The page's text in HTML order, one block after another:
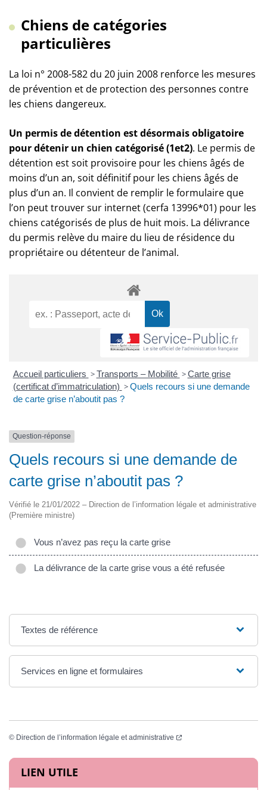
Chiens de catégories
particulières
La loi n° 2008-582 du 20 juin 2008 renforce les mesures
de prévention et de protection des personnes contre
les chiens dangereux.
Un permis de détention est désormais obligatoire
pour détenir un chien catégorisé (1et2). Le permis de
détention est soit provisoire pour les chiens âgés de
moins d’un an, soit définitif pour les chiens âgés de
plus d’un an. Il convient de remplir le formulaire que
l’on peut trouver sur internet (cerfa 13996*01) pour les
chiens catégorisés de plus de huit mois. La délivrance
du permis relève du maire du lieu de résidence du
propriétaire ou détenteur de l’animal.
Accueil particuliers > Transports – Mobilité > Carte grise
(certificat d’immatriculation) > Quels recours si une demande
de carte grise n’aboutit pas ?
Question-réponse
Quels recours si une demande de
carte grise n’aboutit pas ?
Vérifié le 21/01/2022 – Direction de l’information légale et administrative
(Première ministre)
Vous n’avez pas reçu la carte grise
La délivrance de la carte grise vous a été refusée
Textes de référence
Services en ligne et formulaires
© Direction de l’information légale et administrative (ouverture dans un
Informations complémentaires
LIEN UTILE